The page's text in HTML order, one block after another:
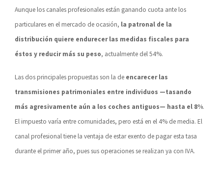
Aunque los canales profesionales están ganando cuota ante los
particulares en el mercado de ocasión, la patronal de la
distribución quiere endurecer las medidas fiscales para
éstos y reducir más su peso, actualmente del 54%.
Las dos principales propuestas son la de encarecer las
transmisiones patrimoniales entre individuos —tasando
más agresivamente aún a los coches antiguos— hasta el 8%.
El impuesto varía entre comunidades, pero está en el 4% de media. El
canal profesional tiene la ventaja de estar exento de pagar esta tasa
durante el primer año, pues sus operaciones se realizan ya con IVA.